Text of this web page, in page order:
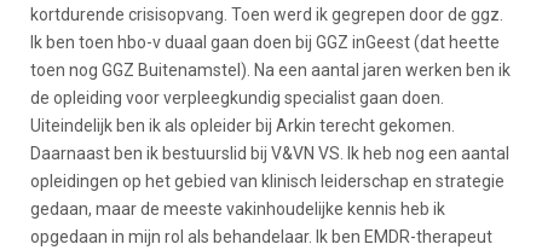
kortdurende crisisopvang. Toen werd ik gegrepen door de ggz.
Ik ben toen hbo-v duaal gaan doen bij GGZ inGeest (dat heette
toen nog GGZ Buitenamstel). Na een aantal jaren werken ben ik
de opleiding voor verpleegkundig specialist gaan doen.
Uiteindelijk ben ik als opleider bij Arkin terecht gekomen.
Daarnaast ben ik bestuurslid bij V&VN VS. Ik heb nog een aantal
opleidingen op het gebied van klinisch leiderschap en strategie
gedaan, maar de meeste vakinhoudelijke kennis heb ik
opgedaan in mijn rol als behandelaar. Ik ben EMDR-therapeut